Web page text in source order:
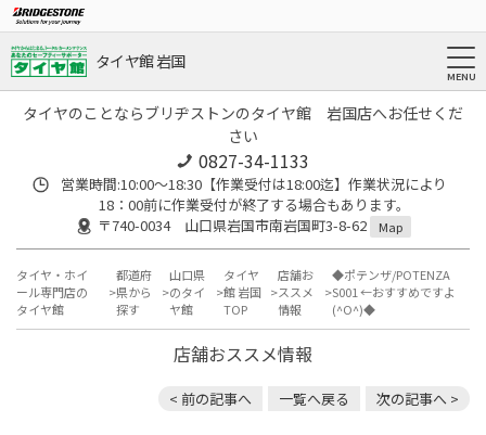
タイヤ館 岩国
タイヤのことならブリヂストンのタイヤ館 岩国店へお任せくだ
さい
0827-34-1133
営業時間:10:00〜18:30【作業受付は18:00迄】作業状況により
18：00前に作業受付が終了する場合もあります。
〒740-0034 山口県岩国市南岩国町3-8-62
Map
タイヤ・ホイ
ール専門店の
タイヤ館
都道府
県から
探す
山口県
のタイ
ヤ館
タイヤ
館 岩国
TOP
店舗お
ススメ
情報
◆ポテンザ/POTENZA
S001 ←おすすめですよ
(^O^)◆
店舗おススメ情報
< 前の記事へ 一覧へ戻る 次の記事へ >